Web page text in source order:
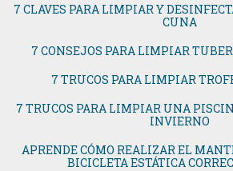
7 CLAVES PARA LIMPIAR Y
CUNA
7 CONSEJOS PARA LIMPIAR
7 TRUCOS PARA LIMPIAR
7 TRUCOS PARA LIMPIAR UNA
INVIERNO
APRENDE CÓMO REALIZAR EL
BICICLETA ESTÁTICA